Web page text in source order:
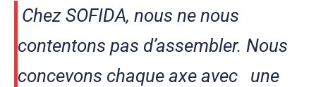
Chez SOFIDA, nous ne nous
contentons pas d’assembler. Nous
concevons chaque axe avec une